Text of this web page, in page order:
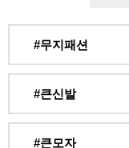
#무지패션
#큰신발
#큰모자